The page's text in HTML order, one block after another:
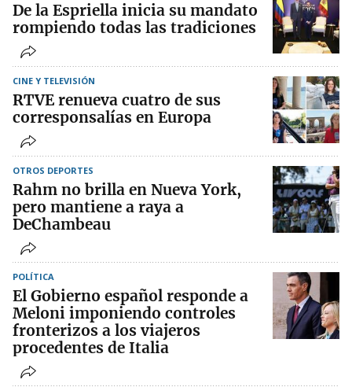
De la Espriella inicia su mandato
rompiendo todas las tradiciones
CINE Y TELEVISIÓN
RTVE renueva cuatro de sus
corresponsalías en Europa
OTROS DEPORTES
Rahm no brilla en Nueva York,
pero mantiene a raya a
DeChambeau
POLÍTICA
El Gobierno español responde a
Meloni imponiendo controles
fronterizos a los viajeros
procedentes de Italia